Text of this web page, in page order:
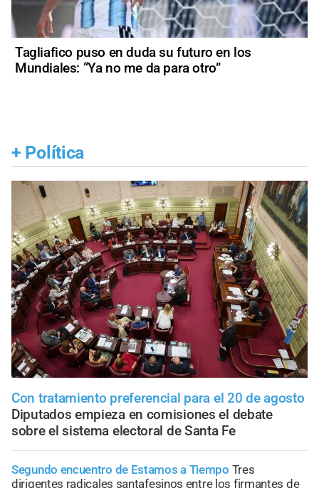
Tagliafico puso en duda su futuro en los
Mundiales: “Ya no me da para otro”
+ Política
Con tratamiento preferencial para el 20 de agosto
Diputados empieza en comisiones el debate
sobre el sistema electoral de Santa Fe
Segundo encuentro de Estamos a Tiempo Tres
dirigentes radicales santafesinos entre los firmantes de